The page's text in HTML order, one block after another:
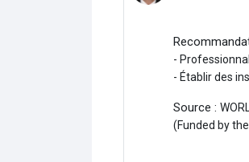
-
- Établir des
Source :
(Funded by